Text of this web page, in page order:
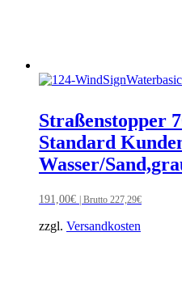
Straßenstopper
Standard
Wasser/
191,00€ | Brutto 227,29€
zzgl. Versandkosten